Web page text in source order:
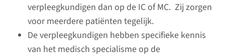
verpleegkundigen dan op de IC of MC. Zij zorgen
voor meerdere patiënten tegelijk.
De verpleegkundigen hebben specifieke kennis
van het medisch specialisme op de
Wat zijn de verschillen tussen
de IC/MC en de
verpleegafdeling?